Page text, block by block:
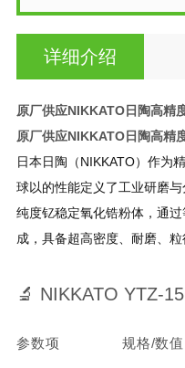
详细介绍
原厂供应NIKKATO日陶高精
原厂供应NIKKATO日陶高精
日本日陶（NIKKATO）作为
球以的性能定义了工业研磨
纯度钇稳定氧化锆粉体，通
成，具备超高密度、耐磨、粒
🔬 NIKKATO YTZ-
参数项 规格/数值